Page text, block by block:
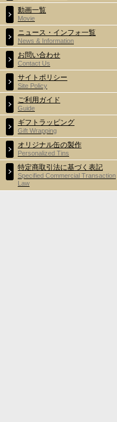
動画一覧
Movie
ニュース・インフォ一覧
News & Information
お問い合わせ
Contact Us
サイトポリシー
Site Policy
ご利用ガイド
Guide
ギフトラッピング
Gift Wrapping
オリジナル缶の製作
Personalized Tins
特定商取引法に基づく表記
Specified Commercial Transaction
Law